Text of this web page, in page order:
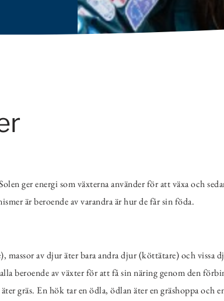
ger energi som växterna använder för att växa och
är beroende av varandra är hur de får sin föda.
massor av djur äter bara andra djur (köttätare) och vissa
beroende av växter för att få sin näring genom den
gräs. En hök tar en ödla, ödlan äter en gräshoppa och